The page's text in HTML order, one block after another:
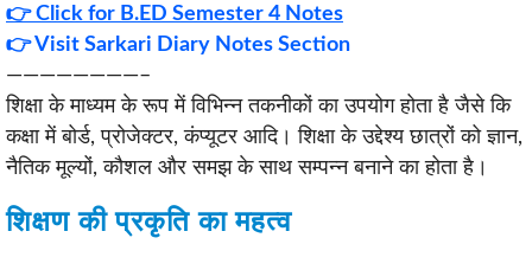
👉 Click for B.ED Semester 4 Notes
👉 Visit Sarkari Diary Notes Section
————————–
शिक्षा के माध्यम के रूप में विभिन्न तकनीकों का उपयोग होता है जैसे कि
कक्षा में बोर्ड, प्रोजेक्टर, कंप्यूटर आदि। शिक्षा के उद्देश्य छात्रों को ज्ञान,
नैतिक मूल्यों, कौशल और समझ के साथ सम्पन्न बनाने का होता है।
शिक्षण की प्रकृति का महत्व